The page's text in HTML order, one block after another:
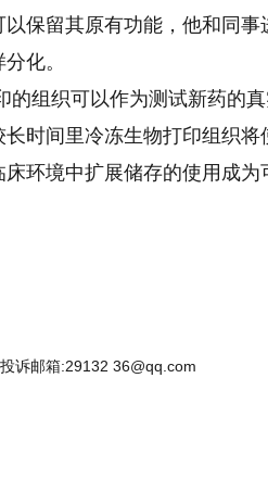
保留其原有功能，他和同
化。
的组织可以作为测试新药的
时间里冷冻生物打印组织
环境中扩展储存的使用成为
诉邮箱:29132 36@qq.com